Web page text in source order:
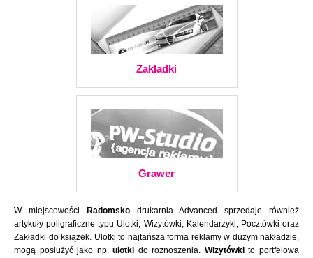
Zakładki
Grawer
W miejscowości Radomskodrukarnia Advanced sprzedaje również
artykuły poligraficzne typu Ulotki, Wizytówki, Kalendarzyki, Pocztówki oraz
Zakładki do książek. Ulotki to najtańsza forma reklamy w dużym nakładzie,
mogą posłużyć jako np.ulotki do roznoszenia. Wizytówkito portfelowa